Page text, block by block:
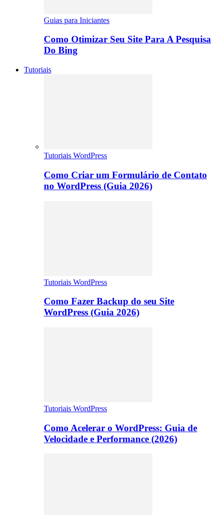
Guias para Iniciantes
Como Otimizar Seu Site Para A Pesquisa
Do Bing
Tutoriais
Tutoriais WordPress
Como Criar um Formulário de Contato
no WordPress (Guia 2026)
Tutoriais WordPress
Como Fazer Backup do seu Site
WordPress (Guia 2026)
Tutoriais WordPress
Como Acelerar o WordPress: Guia de
Velocidade e Performance (2026)